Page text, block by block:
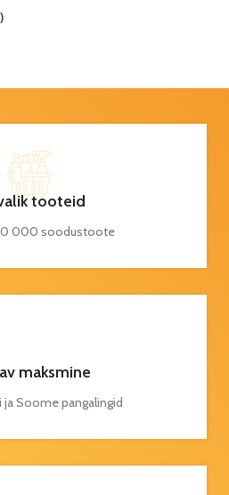
tooteid
000 soodustoote
maksmine
ja Soome pangalingid